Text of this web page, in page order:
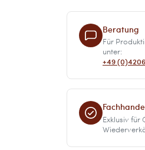
Beratung
Für
unter:
+49
Exklusiv für